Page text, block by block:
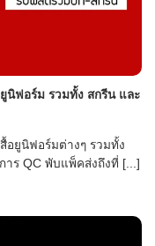
ยูนิฟอร์ม รวมทั้ง สกรีน และ
สื้อยูนิฟอร์มต่างๆ รวมทั้ง
าร QC พับแพ็คส่งถึงที่ [...]